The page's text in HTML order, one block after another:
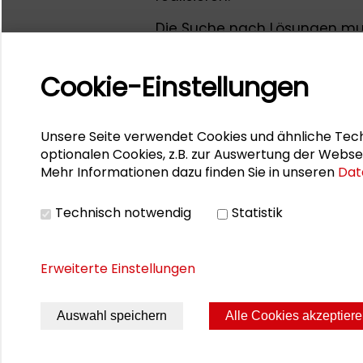
Die Suche nach Lösungen
Zivilgesellschaft. Keinesfalls
Transformation von
zwischen gesellschaftlichen
zu häufig noch ist.
von Ulrike Obermayr, IG
Seite drucken Sitemap
Cookie-Einstellungen
Unsere Seite verwendet Cookies und ähnliche
optionalen Cookies, z.B. zur Auswertung der
Mehr Informationen dazu finden Sie in unseren
Technisch notwendig Statistik
Erweiterte Einstellungen
Auswahl speichern Alle Cookies